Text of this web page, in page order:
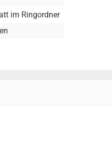
im Ringordner